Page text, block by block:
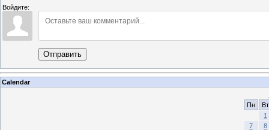
Войдите:
Отправить
Calendar
Пн
Вт
1
7
8